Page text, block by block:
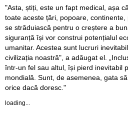
"Asta, știți, este un fapt medical, așa
toate aceste țări, popoare,
se străduiască pentru o creștere a
siguranță își vor construi potențialul
umanitar. Acestea sunt lucruri
civilizația noastră", a adăugat el.
într-un fel sau altul, își pierd inevitabil
mondială. Sunt, de asemenea, gata
orice dacă doresc."
loading...